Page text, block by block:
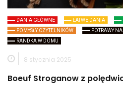
DANIA GŁÓWNE ŁATWE DANIA
POMYSŁY CZYTELNIKÓW
POTRAWY
RANDKA W DOMU
8 stycznia 2025
Boeuf Stroganow z